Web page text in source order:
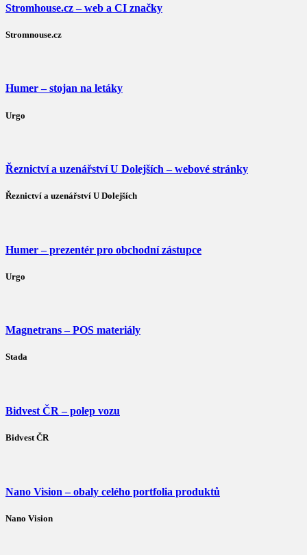
Stromhouse.cz – web a CI značky
Stromnouse.cz
Humer – stojan na letáky
Urgo
Řeznictví a uzenářství U Dolejších – webové stránky
Řeznictví a uzenářství U Dolejších
Humer – prezentér pro obchodní zástupce
Urgo
Magnetrans – POS materiály
Stada
Bidvest ČR – polep vozu
Bidvest ČR
Nano Vision – obaly celého portfolia produktů
Nano Vision